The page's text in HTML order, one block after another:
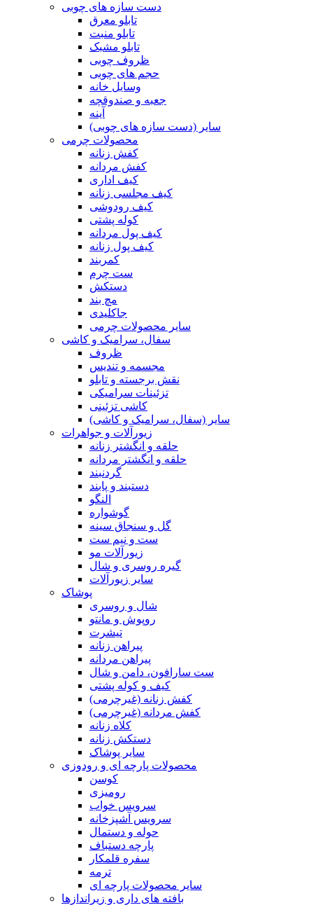
دست سازه های چوبی
تابلو معرق
تابلو منبت
تابلو مشبک
ظروف چوبی
حجم های چوبی
وسایل خانه
جعبه و صندوقچه
آینه
سایر (دست سازه های چوبی)
محصولات چرمی
کفش زنانه
کفش مردانه
کیف اداری
کیف مجلسی زنانه
کیف رودوشی
کوله پشتی
کیف پول مردانه
کیف پول زنانه
کمربند
ست چرم
دستکش
مچ بند
جاکلیدی
سایر محصولات چرمی
سفال، سرامیک و کاشی
ظروف
مجسمه و تندیس
نقش برجسته و تابلو
تزئینات سرامیکی
کاشی تزئینی
سایر (سفال، سرامیک و کاشی)
زیورآلات و جواهرات
حلقه و انگشتر زنانه
حلقه و انگشتر مردانه
گردنبند
دستبند و پابند
النگو
گوشواره
گل و سنجاق سینه
ست و نیم ست
زیورآلات مو
گیره روسری و شال
سایر زیورآلات
پوشاک
شال و روسری
روپوش و مانتو
تیشرت
پیراهن زنانه
پیراهن مردانه
ست سارافون، دامن و شال
کیف و کوله پشتی
کفش زنانه (غیرچرمی)
کفش مردانه (غیرچرمی)
کلاه زنانه
دستکش زنانه
سایر پوشاک
محصولات پارچه ای و رودوزی
کوسن
رومیزی
سرویس خواب
سرویس آشپزخانه
حوله و دستمال
پارچه دستباف
سفره قلمکار
ترمه
سایر محصولات پارچه ای
بافته های داری و زیراندازها